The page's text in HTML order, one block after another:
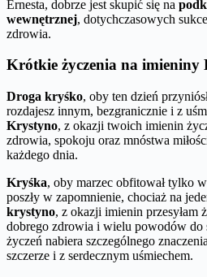
Ernesta, dobrze jest skupić się na
wewnętrznej, dotychczasowych
zdrowia.
Krótkie życzenia na imieniny
Droga kryśko, oby ten dzień
rozdajesz innym, bezgranicznie i z
Krystyno, z okazji twoich imienin
zdrowia, spokoju oraz mnóstwa
każdego dnia.
Kryśka, oby marzec obfitował tylko
poszły w zapomnienie, chociaż na
krystyno, z okazji imienin przesyłam
dobrego zdrowia i wielu powodów do
życzeń nabiera szczególnego
szczerze i z serdecznym uśmiechem.